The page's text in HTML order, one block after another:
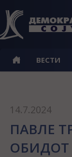
ВЕСТИ
14.7.2024
ПАВЛЕ
ОБИДОТ